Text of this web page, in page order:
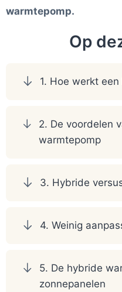
warmtepomp.
Op
1. Hoe werkt
2. De voordelen
warmtepomp
3. Hybride
4. Weinig
5. De hybride
zonnepanelen